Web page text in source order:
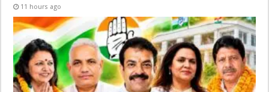
11 hours ago